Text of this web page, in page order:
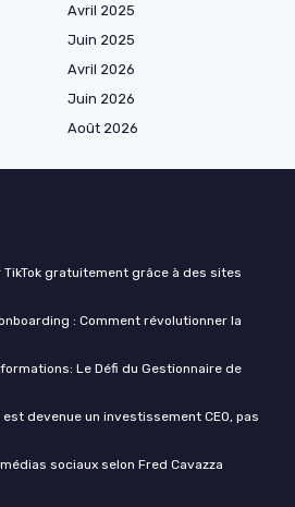
Avril 2025
Juin 2025
Avril 2026
Juin 2026
Août 2026
gratuitement grâce à des sites
: Comment révolutionner la
Le Défi du Gestionnaire de
devenue un investissement CEO, pas
sociaux selon Fred Cavazza